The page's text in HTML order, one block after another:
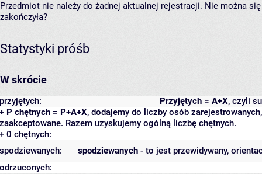
Przedmiot nie należy do żadnej aktualnej rejestracji. Nie można
zakończyła?
Statystyki próśb
W skrócie
Przyjętych = A+X, czyli
przyjętych:
+ P chętnych = P+A+X, dodajemy do liczby osób
zaakceptowane. Razem uzyskujemy ogólną liczbę chętnych.
+ 0 chętnych:
spodziewanych - to jest przewidywany,
spodziewanych:
odrzuconych: